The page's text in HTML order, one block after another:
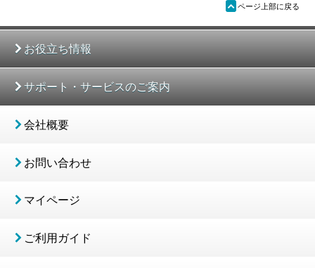
ü ページ上部に戻る
お役立ち情報
サポート・サービスのご案内
会社概要
お問い合わせ
マイページ
ご利用ガイド